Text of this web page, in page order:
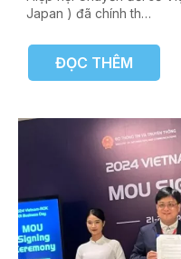
Japan ) đã chính th…
ĐỌC THÊM